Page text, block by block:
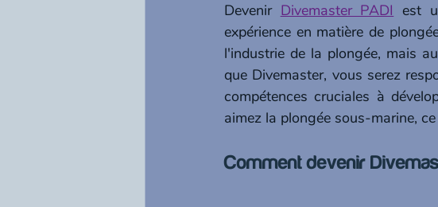
Devenir Divemaster PADI est
expérience en matière de
l'industrie de la plongée, mais
que Divemaster, vous serez
compétences cruciales à
aimez la plongée sous-marine,
Comment devenir